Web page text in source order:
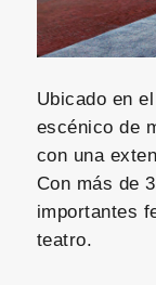
Ubicado en
escénico de
con una
Con más de
importantes
teatro.